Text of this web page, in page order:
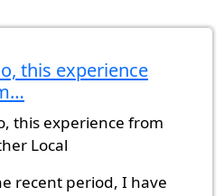
this experience
this experience from
Local
recent period, I have